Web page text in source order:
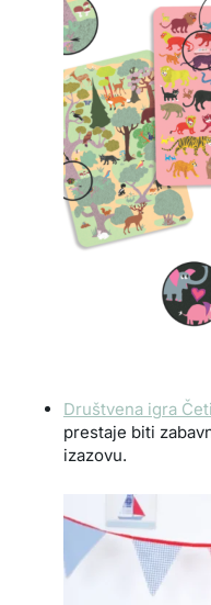
Društvena igra
prestaje biti
izazovu.